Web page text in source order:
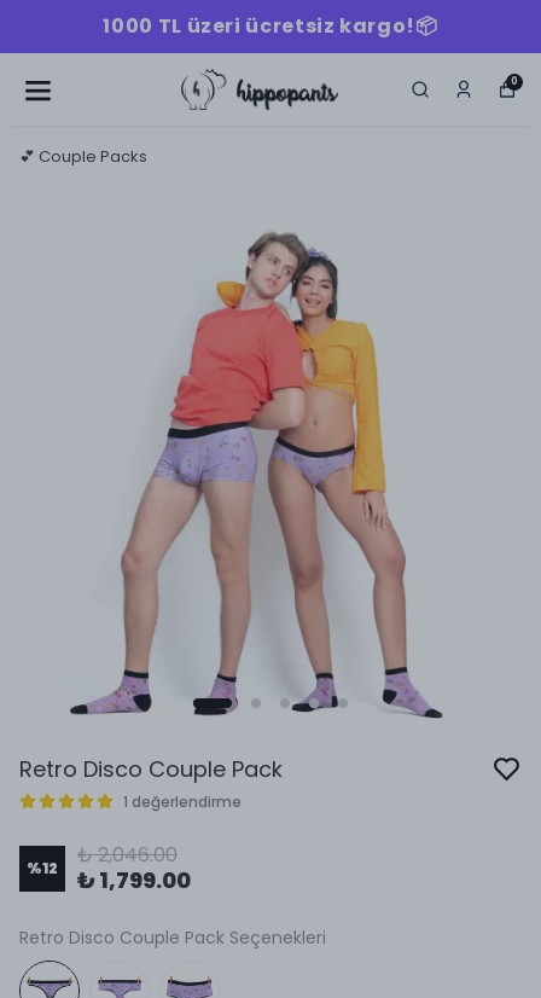
1000 TL üzeri ücretsiz kargo!📦
0
💕 Couple Packs
Retro Disco Couple Pack
1 değerlendirme
%12 ₺ 2,046.00
₺ 1,799.00
Retro Disco Couple Pack Seçenekleri